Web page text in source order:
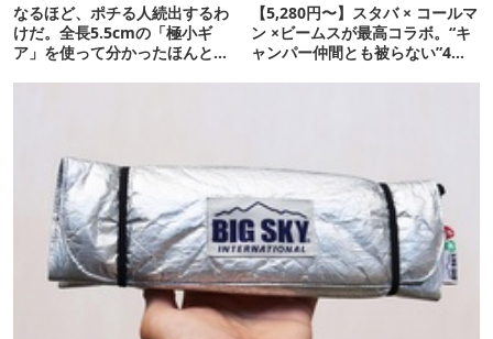
なるほど、ポチる人続出するわ
けだ。全長5.5cmの「極小ギ
ア」を使って分かったほんとの
【5,280円〜】スタバ × コールマ
ン ×ビームスが最高コラボ。“キ
ャンパー仲間とも被らない”4ア